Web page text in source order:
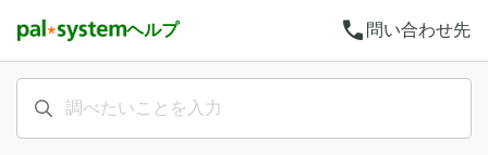
ヘルプ call 問い合わせ先